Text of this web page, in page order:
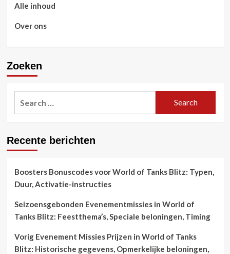
Alle inhoud
Over ons
Zoeken
Recente berichten
Boosters Bonuscodes voor World of Tanks Blitz: Typen,
Duur, Activatie-instructies
Seizoensgebonden Evenementmissies in World of
Tanks Blitz: Feestthema’s, Speciale beloningen, Timing
Vorig Evenement Missies Prijzen in World of Tanks
Blitz: Historische gegevens, Opmerkelijke beloningen,